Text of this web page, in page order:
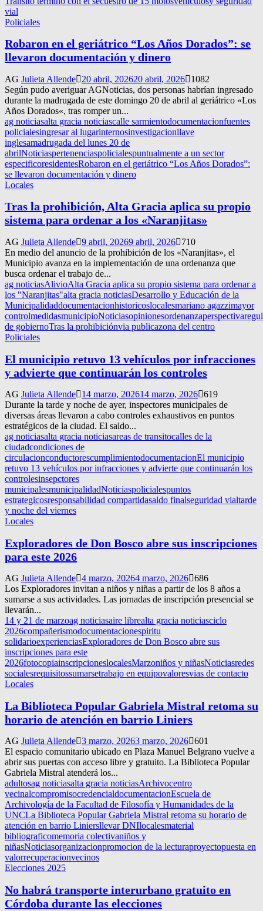
vial
Policiales
Robaron en el geriátrico “Los Años Dorados”: se
llevaron documentación y dinero
AG Julieta Allende 20 abril, 202620 abril, 2026
1082
Según pudo averiguar AGNoticias, dos personas habrían ingresado
durante la madrugada de este domingo 20 de abril al geriátrico «Los
Años Dorados«, tras romper un...
ag noticiasalta gracia noticiascalle sarmientodocumentacionfuentes
policialesingresar al lugarinternosinvestigacionllave
inglesamadrugada del lunes 20 de
abrilNoticiaspertenenciaspolicialespuntualmente a un sector
especificoresidentesRobaron en el geriátrico “Los Años Dorados”:
se llevaron documentación y dinero
Locales
Tras la prohibición, Alta Gracia aplica su propio
sistema para ordenar a los «Naranjitas»
AG Julieta Allende 9 abril, 20269 abril, 2026
710
En medio del anuncio de la prohibición de los «Naranjitas», el
Municipio avanza en la implementación de una ordenanza que
busca ordenar el trabajo de...
ag noticiasAlivioAlta Gracia aplica su propio sistema para ordenar a
los "Naranjitas"alta gracia noticiasDesarrollo y Educación de la
Municipalidaddocumentacionhistoricoslocalesmariano agazzimayor
controlmedidasmunicipioNoticiasopinionesordenanzaperspectiva
de gobiernoTras la prohibiciónvia publicazona del centro
Policiales
El municipio retuvo 13 vehículos por infracciones
y advierte que continuarán los controles
AG Julieta Allende 14 marzo, 202614 marzo, 2026 619
Durante la tarde y noche de ayer, inspectores municipales de
diversas áreas llevaron a cabo controles exhaustivos en puntos
estratégicos de la ciudad. El saldo...
ag noticiasalta gracia noticiasareas de transitocalles de la
ciudadcondiciones de
circulacionconductorescumplimientodocumentacionEl municipio
retuvo 13 vehículos por infracciones y advierte que continuarán los
controlesinsepctores
municipalesmunicipalidadNoticiaspolicialespuntos
estrategicosresponsabilidad compartidasaldo finalseguridad vialtarde
y noche del viernes
Locales
Exploradores de Don Bosco abre sus inscripciones
para este 2026
AG Julieta Allende 4 marzo, 20264 marzo, 2026 686
Los Exploradores invitan a niños y niñas a partir de los 8 años a
sumarse a sus actividades. Las jornadas de inscripción presencial se
llevarán...
14 y 21 de marzoag noticiasaire librealta gracia noticiasciclo
2026compañerismodocumentacionespiritu
solidarioexperienciasExploradores de Don Bosco abre sus
inscripciones para este
2026fotocopiainscripcioneslocalesMarzoniños y niñasNoticiasredes
socialesrequisitossumarsetrabajo en equipovaloresvias de contacto
Locales
La Biblioteca Popular Gabriela Mistral retoma su
horario de atención en barrio Liniers
AG Julieta Allende 3 marzo, 20263 marzo, 2026 601
El espacio comunitario ubicado en Plaza Manuel Belgrano vuelve a
abrir sus puertas con acceso libre y gratuito. La Biblioteca Popular
Gabriela Mistral atenderá los...
adultosag noticiasalta gracia noticiasArchivocentro
vecinalcompromisocredencialdocumentacionEscuela de
Archivología de la Facultad de Filosofía y Humanidades de la
UNCLa Biblioteca Popular Gabriela Mistral retoma su horario de
atención en barrio Liniersllevar DNIlocalesmaterial
bibliograficomemoria colectivaniños y
niñasNoticiasorganizacionpromocion de la lecturaproyectopuesta en
valorrecuperacionvecinos
Elecciones 2025
No habrá transporte interurbano gratuito en
Córdoba durante las elecciones